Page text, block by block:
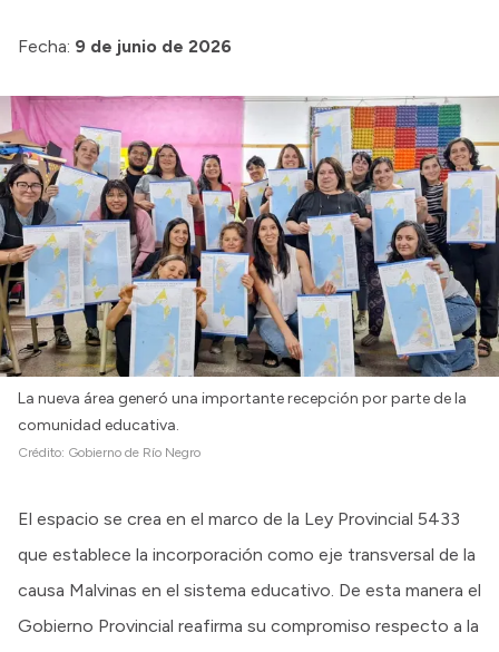
Consulta de pago a proveedores
Intranet
Login
Fecha: 9 de junio de 2026
La nueva área generó una importante recepción por parte de la
comunidad educativa.
Crédito: Gobierno de Río Negro
El espacio se crea en el marco de la Ley Provincial 5433
que establece la incorporación como eje transversal de la
causa Malvinas en el sistema educativo. De esta manera el
Gobierno Provincial reafirma su compromiso respecto a la